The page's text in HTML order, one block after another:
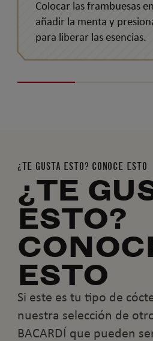
Colocar las frambuesas
añadir la menta y
para liberar las esencias.
¿TE GUSTA ESTO? CONOCE ESTO
¿TE
ESTO?
ESTO
Si este es tu tipo de
nuestra selección de
BACARDÍ que pueden